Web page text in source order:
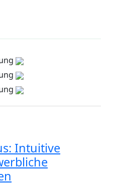
Intuitive